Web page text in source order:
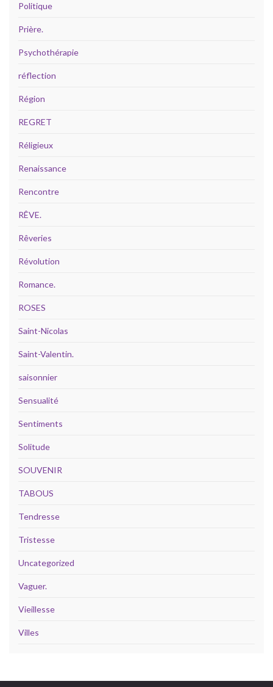
Politique
Prière.
Psychothérapie
réflection
Région
REGRET
Réligieux
Renaissance
Rencontre
RÊVE.
Rêveries
Révolution
Romance.
ROSES
Saint-Nicolas
Saint-Valentin.
saisonnier
Sensualité
Sentiments
Solitude
SOUVENIR
TABOUS
Tendresse
Tristesse
Uncategorized
Vaguer.
Vieillesse
Villes